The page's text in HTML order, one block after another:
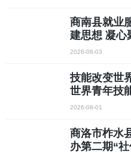
商南县就业
建思想 凝心
展
2026-08-03
技能改变世
世界青年技
备赛经验交
2026-08-01
商洛市柞水
办第二期“